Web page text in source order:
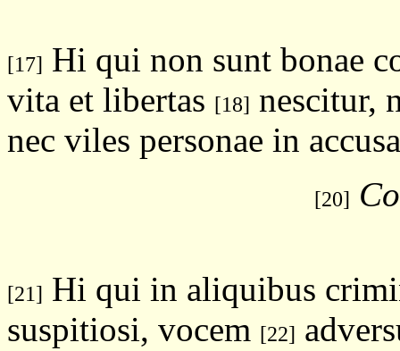
[17] Hi qui non sunt bonae
vita et libertas [18] nescitur,
nec viles personae in
[20]
[21] Hi qui in aliquibus
suspitiosi, vocem [22]